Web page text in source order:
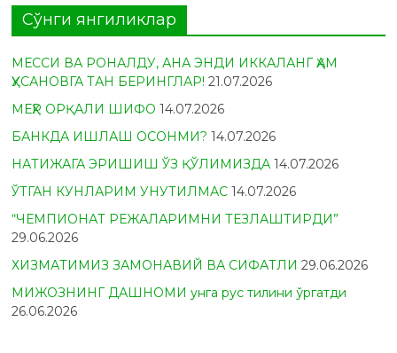
Сўнги янгиликлар
МЕССИ ВА РОНАЛДУ, АНА ЭНДИ ИККАЛАНГ ҲАМ
ҲУСАНОВГА ТАН БЕРИНГЛАР! 21.07.2026
МЕҲР ОРҚАЛИ ШИФО 14.07.2026
БАНКДА ИШЛАШ ОСОНМИ? 14.07.2026
НАТИЖАГА ЭРИШИШ ЎЗ ҚЎЛИМИЗДА 14.07.2026
ЎТГАН КУНЛАРИМ УНУТИЛМАС 14.07.2026
“ЧЕМПИОНАТ РЕЖАЛАРИМНИ ТЕЗЛАШТИРДИ”
29.06.2026
ХИЗМАТИМИЗ ЗАМОНАВИЙ ВА СИФАТЛИ 29.06.2026
МИЖОЗНИНГ ДАШНОМИ унга рус тилини ўргатди
26.06.2026